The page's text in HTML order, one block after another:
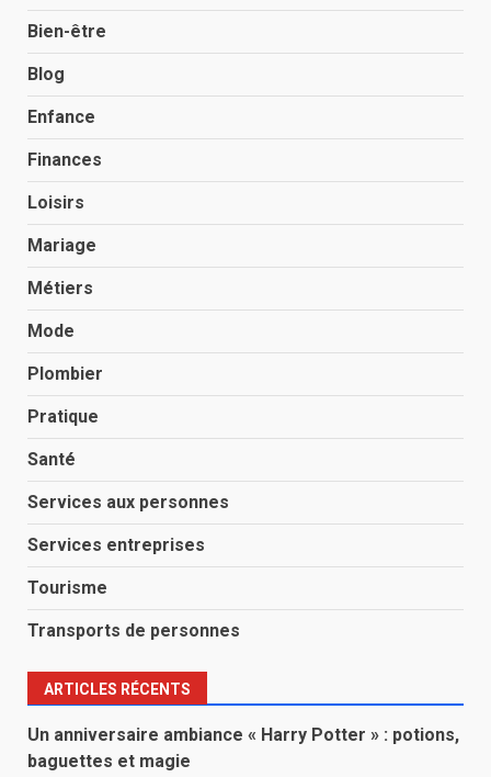
Bien-être
Blog
Enfance
Finances
Loisirs
Mariage
Métiers
Mode
Plombier
Pratique
Santé
Services aux personnes
Services entreprises
Tourisme
Transports de personnes
ARTICLES RÉCENTS
Un anniversaire ambiance « Harry Potter » : potions,
baguettes et magie